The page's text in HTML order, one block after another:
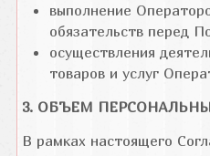
выполнение
обязательств перед
осуществления
товаров и услуг
3. ОБЪЕМ
В рамках настоящего